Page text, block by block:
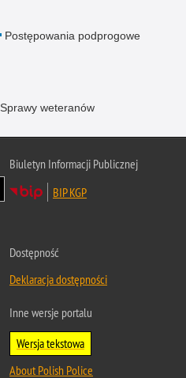
Postępowania podprogowe
Sprawy weteranów
Biuletyn Informacji Publicznej
BIP KGP
Dostępność
Deklaracja dostępności
Inne wersje portalu
Wersja tekstowa
About Polish Police